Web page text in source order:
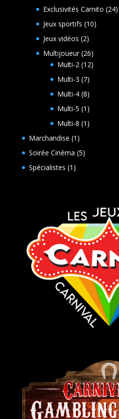
produits
Exclusivités Carnito 2424
Jeux sportifs 1010
Jeux vidéos 22
produits
Multijoueur 2626
produits
Multi-2 1212
Multi-3 77
produits
Multi-4 88
produits
Multi-5 1 1
produit
Multi-8 1 1
Marchandise 1 1
produit
Soirée Cinéma 55
Spécialistes 1 1